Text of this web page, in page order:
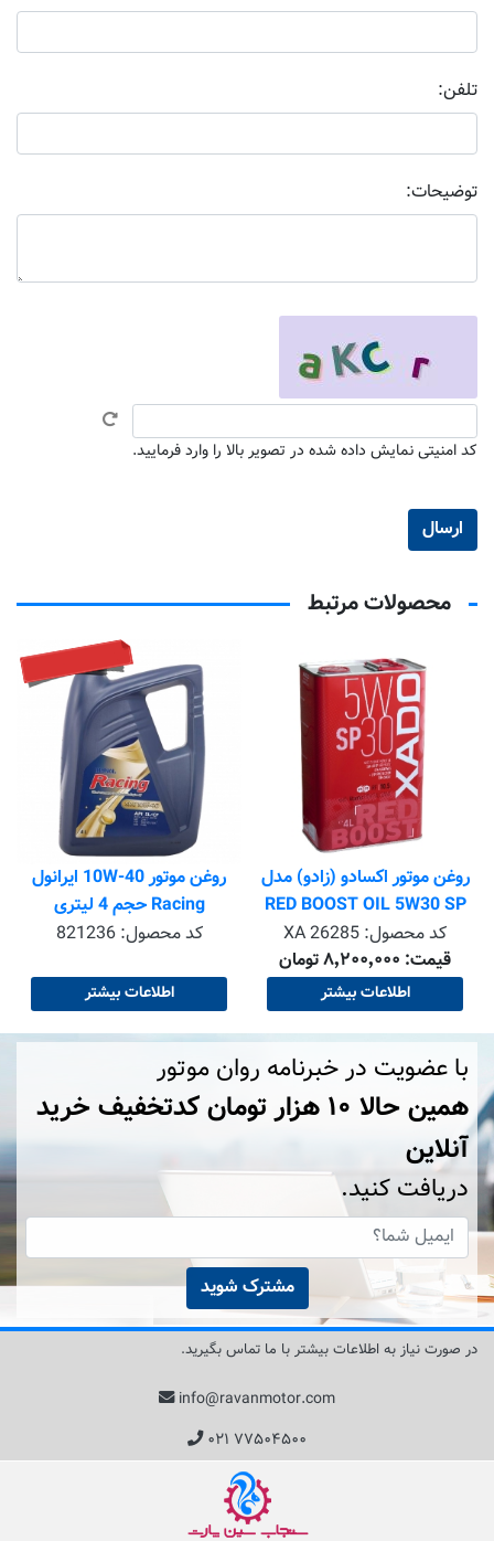
تلفن:
توضیحات:
کد امنیتی نمایش داده شده در تصویر بالا را وارد فرمایید.
محصولات مرتبط
روغن موتور اکسادو (زادو) مدل
RED BOOST OIL 5W30 SP
4Lکد محصول: XA 26285
قیمت: ۸٬۲۰۰٬۰۰۰ تومان
اطلاعات بیشتر
تماس بگیرید
روغن موتور 10W-40 ایرانول
Racing حجم 4 لیتری
کد محصول:821236
اطلاعات بیشتر
با عضویت در خبرنامه روان موتور
همین حالا ۱۰ هزار تومان کد‌تخفیف خرید
آنلاین
دریافت کنید.
مشترک شوید
در صورت نیاز به اطلاعات بیشتر با ما تماس بگیرید.
info@ravanmotor.com
۰۲۱ ۷۷۵۰۴۵۰۰